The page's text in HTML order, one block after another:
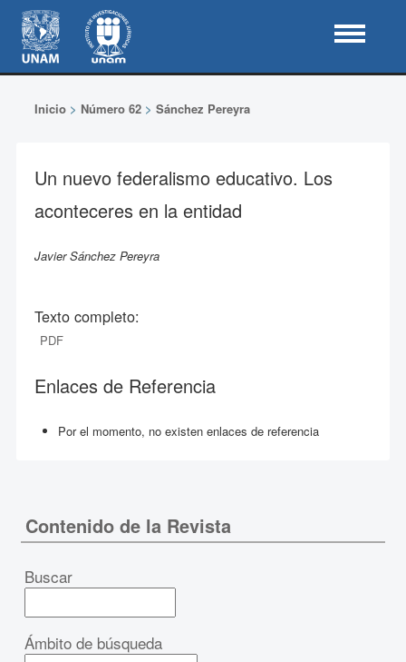
Inicio> Número 62> Sánchez Pereyra
Un nuevo federalismo educativo. Los
aconteceres en la entidad
Javier Sánchez Pereyra
Texto completo:
PDF
Enlaces de Referencia
Por el momento, no existen enlaces de referencia
Contenido de la Revista
Buscar
Ámbito de búsqueda